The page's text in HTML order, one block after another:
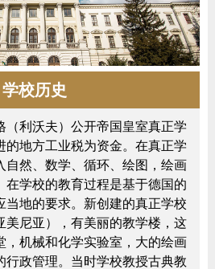
学校历史
（利沃夫）公开帝国皇室真正学
的地方工业税为资金。在真正学
自然、数学、循环、绘图，绘画
在学校的教育过程是基于德国的
当地的要求。新创建的真正学校
美尼亚），有美丽的教学楼，这
，机械和化学实验室，大的绘画
行政管理。当时学校教授古典教